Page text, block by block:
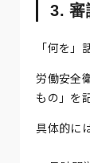
3. 審
「何を」
労働安全
もの」を
具体的に